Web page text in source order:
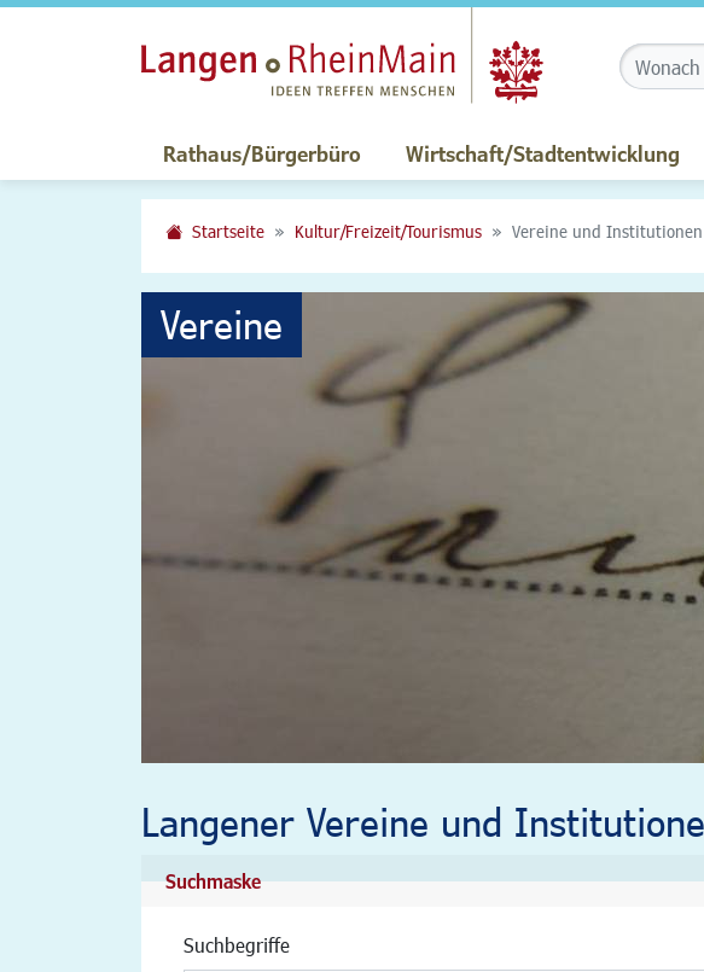
Rathaus/Bürgerbüro Wirtschaft/Stadtentwicklung
Startseite Kultur/Freizeit/Tourismus Vereine und Institutionen
Vereine
Langener Vereine und
Suchmaske
Suchbegriffe